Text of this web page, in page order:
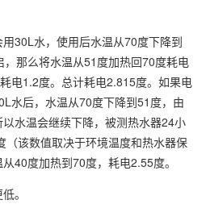
30L水，使用后水温从70度下降到
那么将水温从51度加热回70度耗电
电1.2度。总计耗电2.815度。如果电
水后，水温从70度下降到51度，由
水温会继续下降，被测热水器24小
（该数值取决于环境温度和热水器保
40度加热到70度，耗电2.55度。
。